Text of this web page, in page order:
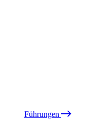
Führungen